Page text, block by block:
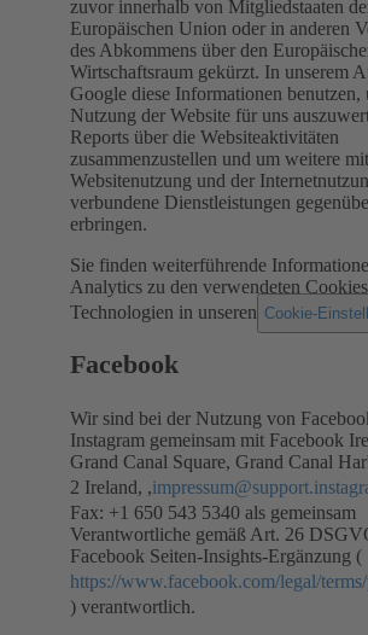
zuvor innerhalb von Mitgliedstaaten
Europäischen Union oder in anderen
des Abkommens über den
Wirtschaftsraum gekürzt. In unserem
Google diese Informationen benutzen,
Nutzung der Website für uns
Reports über die Websiteaktivitäten
zusammenzustellen und um weitere
Websitenutzung und der
verbundene Dienstleistungen
erbringen.
Sie finden weiterführende
Analytics zu den verwendeten
Technologien in unseren Cookie-
Facebook
Wir sind bei der Nutzung von
Instagram gemeinsam mit Facebook
Grand Canal Square, Grand Canal
2 Ireland, ,
Fax: +1 650 543 5340 als gemeinsam
Verantwortliche gemäß Art. 26
Facebook Seiten-Insights-Ergänzung (
https://www.facebook.com/legal/
) verantwortlich.